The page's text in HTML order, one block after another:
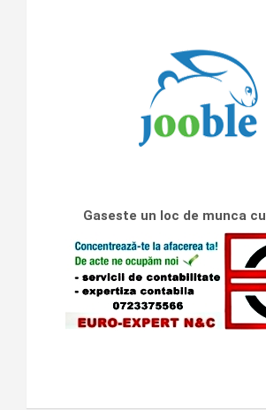
Gaseste un loc de munca cu